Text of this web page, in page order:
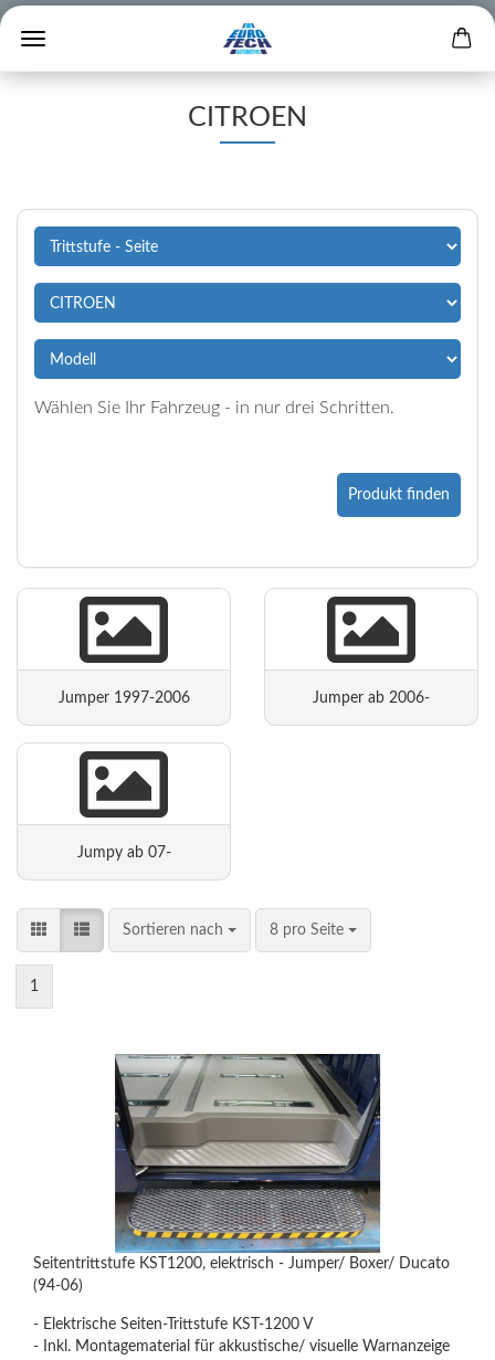
CITROEN
Wählen Sie Ihr Fahrzeug - in nur drei Schritten.
Produkt finden
Jumper 1997-2006 Jumper ab 2006-
Jumpy ab 07-
Sortieren nach 8 pro Seite
1
Seitentrittstufe KST1200, elektrisch - Jumper/ Boxer/ Ducato
(94-06)
- Elektrische Seiten-Trittstufe KST-1200 V
- Inkl. Montagematerial für akkustische/ visuelle Warnanzeige